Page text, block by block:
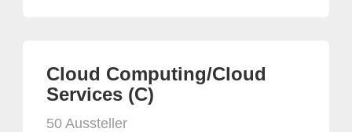
Cloud Computing/Cloud
Services (C)
50 Aussteller